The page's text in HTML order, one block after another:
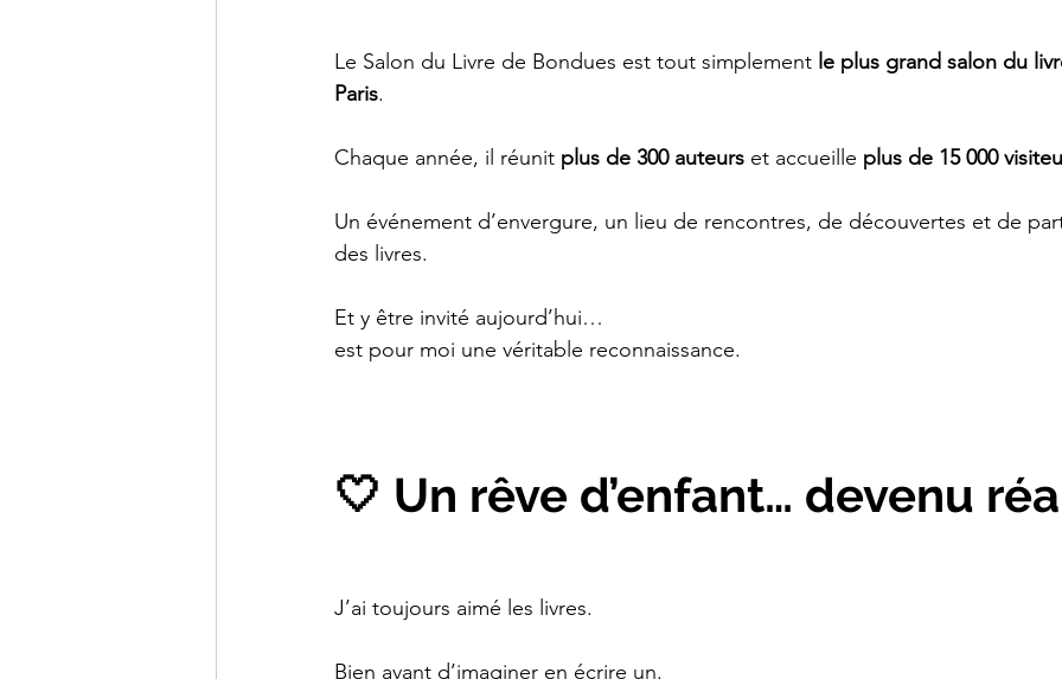
Le Salon du Livre de Bondues est tout simplement le plus grand salon du
Paris.
Chaque année, il réunit plus de 300 auteurs et accueille plus de 15 000
Un événement d’envergure, un lieu de rencontres, de découvertes et de
des livres.
Et y être invité aujourd’hui…
est pour moi une véritable reconnaissance.
🤍 Un rêve d’enfant… devenu
J’ai toujours aimé les livres.
Bien avant d’imaginer en écrire un.